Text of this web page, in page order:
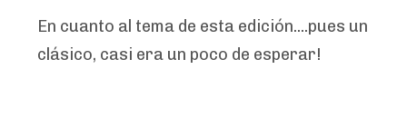
En cuanto al tema de esta edición....pues un
clásico, casi era un poco de esperar!